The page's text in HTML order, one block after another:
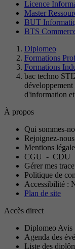
Licence
Master
BUT
BTS
Diplomeo
Formations
Formations
bac techno
développement
d'information
À propos
Qui sommes-
Rejoignez-nous
Mentions
CGU - CDU
Gérer mes
Politique de
Accessibilité :
Plan de site
Accès direct
Diplomeo Avis
Agenda des
Liste des